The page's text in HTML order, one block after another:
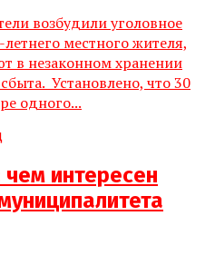
возбудили уголовное
местного жителя,
в незаконном хранении
Установлено, что 30
одного...
интересен